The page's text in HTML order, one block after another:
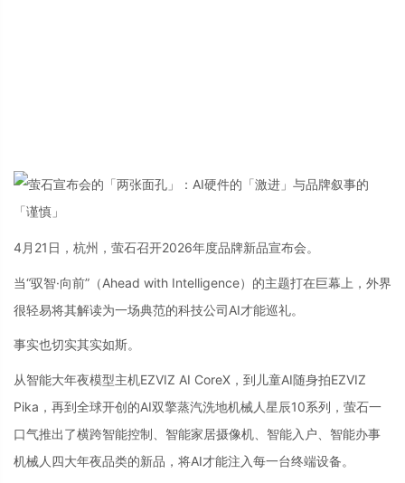
4月21日，杭州，萤石召开2026年度品牌新品宣布会。
当“驭智·向前”（Ahead with Intelligence）的主题打在巨幕上，外界
很轻易将其解读为一场典范的科技公司AI才能巡礼。
事实也切实其实如斯。
从智能大年夜模型主机EZVIZ AI CoreX，到儿童AI随身拍EZVIZ
Pika，再到全球开创的AI双擎蒸汽洗地机械人星辰10系列，萤石一
口气推出了横跨智能控制、智能家居摄像机、智能入户、智能办事
机械人四大年夜品类的新品，将AI才能注入每一台终端设备。